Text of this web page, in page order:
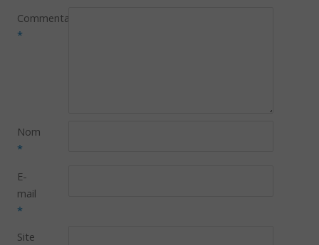
Commentaire
*
Nom
*
E-
mail
*
Site